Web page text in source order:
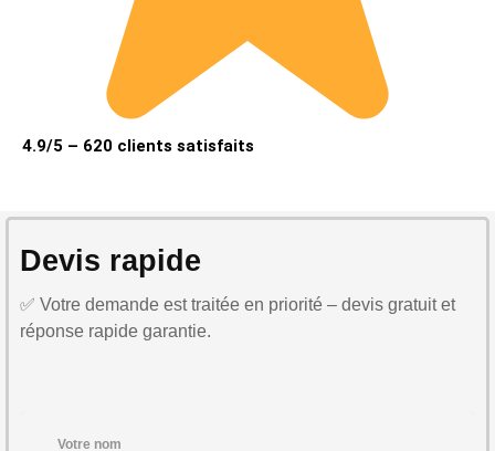
4.9/5 – 620 clients satisfaits
Devis rapide
✅ Votre demande est traitée en priorité – devis gratuit et
réponse rapide garantie.
Votre nom